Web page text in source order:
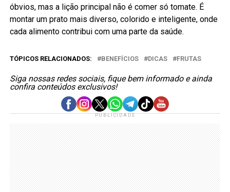
óbvios, mas a lição principal não é comer só tomate. É
montar um prato mais diverso, colorido e inteligente, onde
cada alimento contribui com uma parte da saúde.
TÓPICOS RELACIONADOS: BENEFÍCIOS DICAS FRUTAS
Siga nossas redes sociais, fique bem informado e ainda
confira conteúdos exclusivos!
PUBLICIDADE